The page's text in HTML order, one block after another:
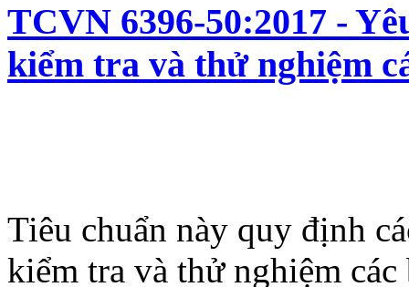
TCVN 6396-50:2017 -
kiểm tra và thử nghiệm
Tiêu chuẩn này quy định
kiểm tra và thử nghiệm